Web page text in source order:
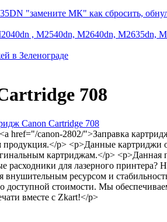
"замените МК" как сбросить,
, M2540dn, M2640dn, M2635dn,
в Зеленограде
708